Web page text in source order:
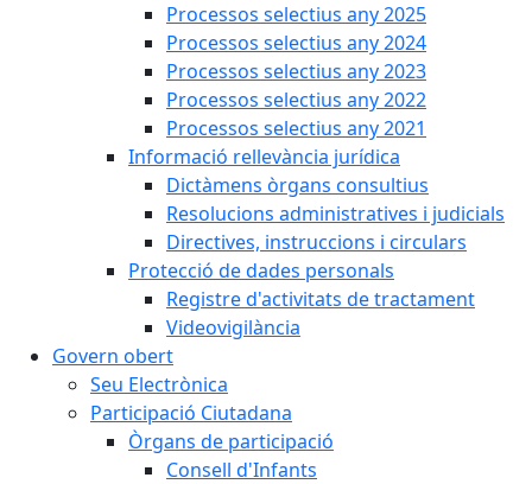
Processos selectius any 2025
Processos selectius any 2024
Processos selectius any 2023
Processos selectius any 2022
Processos selectius any 2021
Informació rellevància jurídica
Dictàmens òrgans consultius
Resolucions administratives i judicials
Directives, instruccions i circulars
Protecció de dades personals
Registre d'activitats de tractament
Videovigilància
Govern obert
Seu Electrònica
Participació Ciutadana
Òrgans de participació
Consell d'Infants